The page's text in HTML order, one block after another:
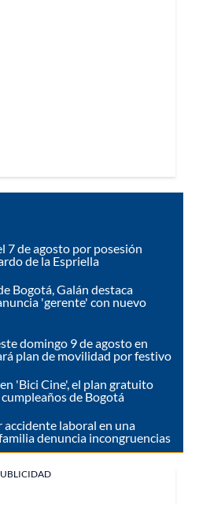
7 de agosto por posesión
de la Espriella
Bogotá, Galán destaca
'gerente' con nuevo
domingo 9 de agosto en
plan de movilidad por festivo
'Bici Cine', el plan gratuito
de Bogotá
laboral en una
denuncia incongruencias